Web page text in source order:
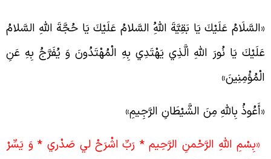
عَلَيْكَ يَا بَقِيَّةَ اللَّهُِ السَّلامُ عَلَيْكَ يَا حُجَّةَ اللَّهِ السَّلامُ
يَا نُورَ اللَّهِ الَّذِي يَهْتَدِي بِهِ الْمُهْتَدُونَ وَ يُفَرَّجُ بِهِ عَنِ
بِاللَّهِ مِنَ الشَّيْطَانِ الرَّجِيمِ»
«بِسْمِ اللَّهِ الرَّحْمنِ الرَّحِيم‏ * رَبِّ اشْرَحْ لي‏ صَدْري * وَ يَسِّرْ